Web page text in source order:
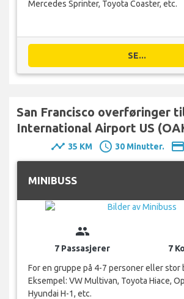
Mercedes Sprinter, Toyota Coaster, etc.
SE...
San Francisco overføringer
International Airport US
timeline 35 KM schedule 30 Minutter. payment
MINIBUSS
group
7 Passasjerer
7
For en gruppe på 4-7 personer eller stor
Eksempel: VW Multivan, Toyota Hiace,
Hyundai H-1, etc.